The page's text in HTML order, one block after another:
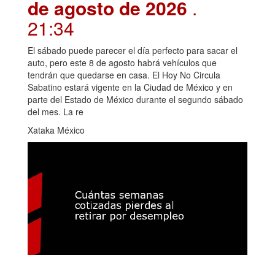
de agosto de 2026 .
21:34
El sábado puede parecer el día perfecto para sacar el
auto, pero este 8 de agosto habrá vehículos que
tendrán que quedarse en casa. El Hoy No Circula
Sabatino estará vigente en la Ciudad de México y en
parte del Estado de México durante el segundo sábado
del mes. La re
Xataka México